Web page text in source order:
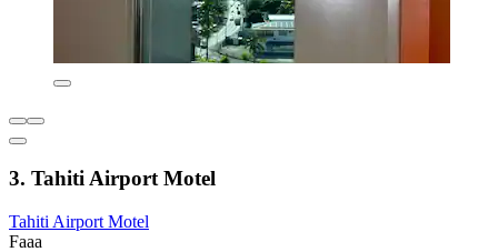
3. Tahiti Airport Motel
Tahiti Airport Motel
Faaa